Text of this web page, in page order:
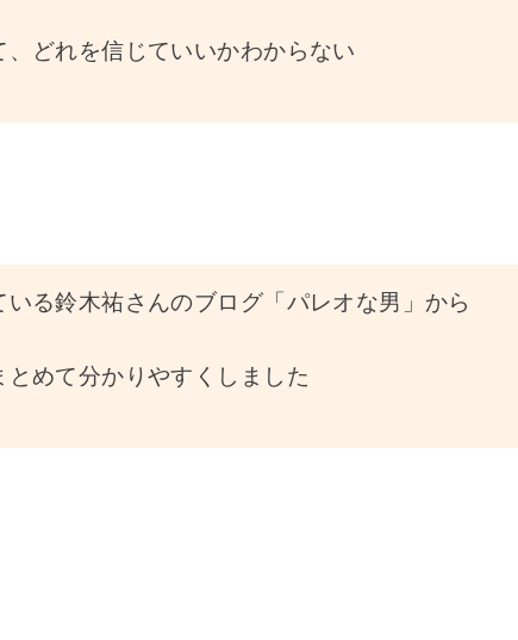
どれを信じていいかわからない
る鈴木祐さんのブログ「パレオな男」から
めて分かりやすくしました